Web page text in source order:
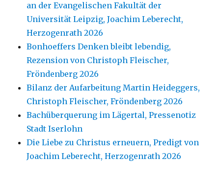
an der Evangelischen Fakultät der
Universität Leipzig, Joachim Leberecht,
Herzogenrath 2026
Bonhoeffers Denken bleibt lebendig,
Rezension von Christoph Fleischer,
Fröndenberg 2026
Bilanz der Aufarbeitung Martin Heideggers,
Christoph Fleischer, Fröndenberg 2026
Bachüberquerung im Lägertal, Pressenotiz
Stadt Iserlohn
Die Liebe zu Christus erneuern, Predigt von
Joachim Leberecht, Herzogenrath 2026